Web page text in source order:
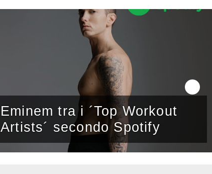
Eminem tra i ´Top Workout
Artists´ secondo Spotify